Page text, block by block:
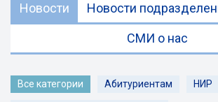
Новости Новости
СМИ о нас
Все категории Абитуриентам НИР